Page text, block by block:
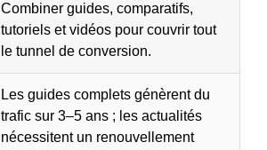
Combiner guides, comparatifs,
tutoriels et vidéos pour couvrir tout
le tunnel de conversion.
Les guides complets génèrent du
trafic sur 3–5 ans ; les actualités
nécessitent un renouvellement